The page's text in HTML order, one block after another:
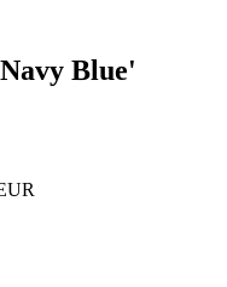
Blue'